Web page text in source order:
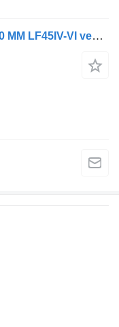
DAF 1401663 Veerplaat 75X55X180 MM LF45IV-VI veerkussen voor DAF LF45 vrachtwagen